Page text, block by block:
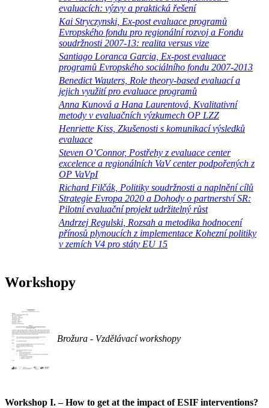
evaluacích: výzvy a praktická řešení
Kai Stryczynski, Ex-post evaluace programů
Evropského fondu pro regionální rozvoj a Fondu
soudržnosti 2007-13: realita versus vize
Santiago Loranca Garcia, Ex-post evaluace
programů Evropského sociálního fondu 2007-2013
Benedict Wauters, Role theory-based evaluací a
jejich využití pro evaluace programů
Anna Kunová a Hana Laurentová, Kvalitativní
metody v evaluačních výzkumech OP LZZ
Henriette Kiss, Zkušenosti s komunikací výsledků
evaluace
Steven O’Connor, Postřehy z evaluace center
excelence a regionálních VaV center podpořených z
OP VaVpI
Richard Filčák, Politiky soudržnosti a naplnění cílů
Strategie Evropa 2020 a Dohody o partnerství SR:
Pilotní evaluační projekt udržitelný růst
Andrzej Regulski, Rozsah a metodika hodnocení
přínosů plynoucích z implementace Kohezní politiky
v zemích V4 pro státy EU 15
Workshopy
Brožura - Vzdělávací workshopy
Workshop I. – How to get at the impact of ESIF interventions?